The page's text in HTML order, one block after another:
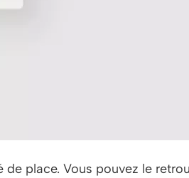
place. Vous pouvez le